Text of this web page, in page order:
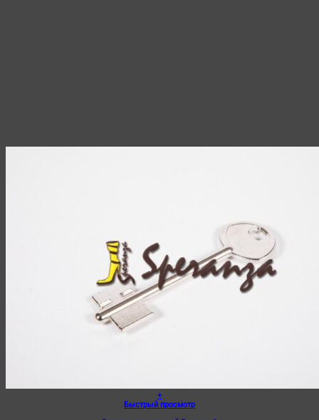
+
Быстрый просмотр